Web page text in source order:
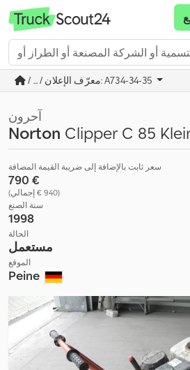
/ ... / معرّف الإعلان: A734-34-35
آحرون
Norton Clipper C 85
سعر ثابت بالإضافة إلى ضريبة القيمة المضافة
‏790 €
(‏940 € إجمالي)
سنة الصنع
1998
الحالة
مستعمل
الموقع
Peine